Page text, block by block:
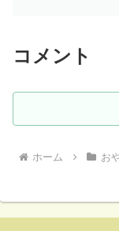
コメント
ホーム お